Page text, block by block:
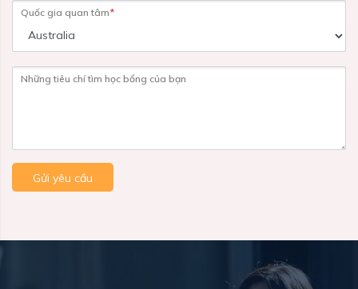
Quốc gia quan tâm*
Những tiêu chí tìm học bổng của bạn
Gửi yêu cầu